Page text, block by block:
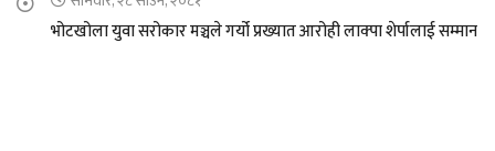
भोटखोला युवा सरोकार मञ्चले गर्यो प्रख्यात आरोही लाक्पा शेर्पालाई सम्मान